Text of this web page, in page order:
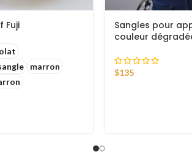
Fuji
marron
Sangles pour
couleur
$135